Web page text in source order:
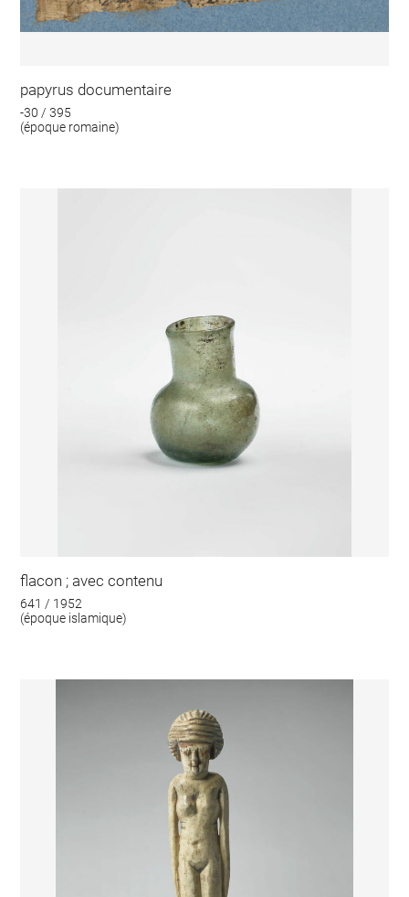
papyrus documentaire
-30 / 395
(époque romaine)
flacon ; avec contenu
641 / 1952
(époque islamique)